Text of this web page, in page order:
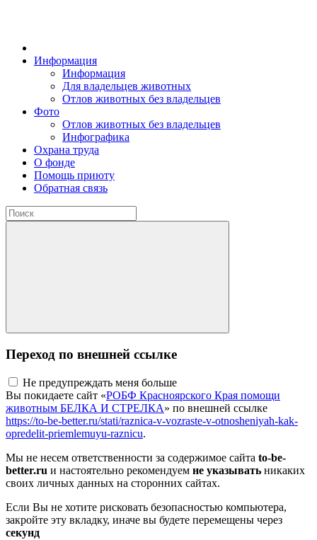
Информация
Информация
Для владельцев животных
Отлов животных без владельцев
Фото
Отлов животных без владельцев
Инфографика
Охрана труда
О фонде
Помощь приюту
Обратная связь
Переход по внешней ссылке
Не предупреждать меня больше
Вы покидаете сайт «РОБФ Красноярского Края помощи
животным БЕЛКА И СТРЕЛКА» по внешней ссылке
https://to-be-better.ru/stati/raznica-v-vozraste-v-otnosheniyah-kak-
opredelit-priemlemuyu-raznicu.
Мы не несем ответственности за содержимое сайта to-be-
better.ru и настоятельно рекомендуем не указывать никаких
своих личных данных на сторонних сайтах.
Если Вы не хотите рисковать безопасностью компьютера,
закройте эту вкладку, иначе вы будете перемещены через
секунд